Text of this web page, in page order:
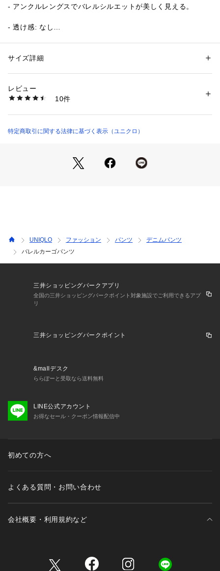
- アンクルレングスでバレルシルエットが美しく見える。
- 透け感: なし
- ポケット: あり
性別：レディース
素材：本体: 98% 綿, 2% ポリウレタン/ ポケット布: 80% ポリエステル, 2
洗濯：洗濯機可, ドライクリーニング可, 乾燥機不可
汗や雨等で湿った状態、または摩擦によって、他の物に色移りする事があ
※詳しい洗濯方法については、商品の品質表示タグをご覧ください
サイズ詳細
レビュー
10件
特定商取引に関する法律に基づく表示（ユニクロ）
UNIQLO ファッション パンツ
デニムパンツ
バレルカーゴパンツ
三井ショッピングパークアプリ
全国の三井ショッピングパークポイント対象施設でご利用できるアプ
リ
三井ショッピングパークポイント
&mallデスク
ららぽーと受取なら送料無料
LINE公式アカウント
お得なセール・クーポン情報配信中
初めての方へ
よくある質問・お問い合わせ
会社概要・利用規約など